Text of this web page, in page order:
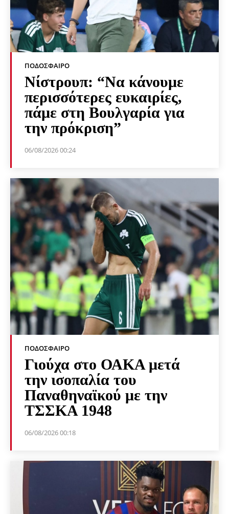
ΠΟΔΌΣΦΑΙΡΟ
Νίστρουπ: “Να κάνουμε
περισσότερες ευκαιρίες,
πάμε στη Βουλγαρία για
την πρόκριση”
06/08/2026 00:24
ΠΟΔΌΣΦΑΙΡΟ
Γιούχα στο ΟΑΚΑ μετά
την ισοπαλία του
Παναθηναϊκού με την
ΤΣΣΚΑ 1948
06/08/2026 00:18